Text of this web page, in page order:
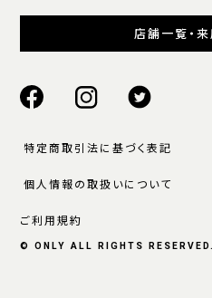
店舗一覧・
特定商取引法に基づく表記
個人情報の取扱いについて
ご利用規約
© ONLY ALL RIGHTS RESERVED.